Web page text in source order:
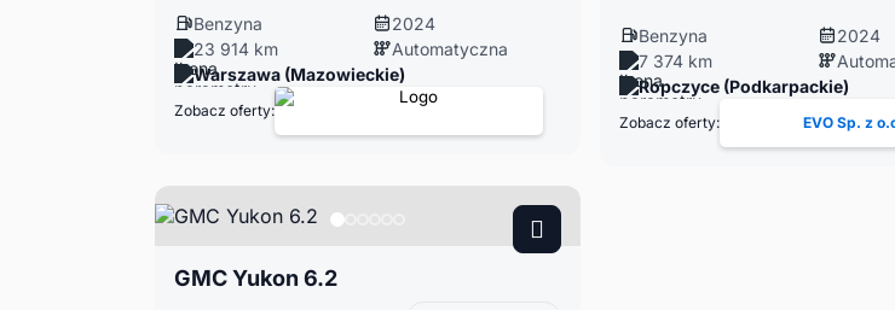
Benzyna
2024
23 914 km
Automatyczna
Warszawa (Mazowieckie)
Zobacz oferty:
Benzyna
2024
7 374 km
Ropczyce (Podkarpackie)
Zobacz oferty: EVO Sp. z
GMC Yukon 6.2